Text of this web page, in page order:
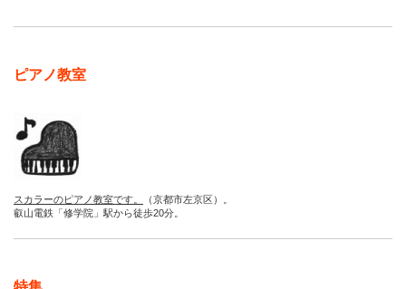
ピアノ教室
スカラーのピアノ教室です。
（京都市左京区）。
叡山電鉄「修学院」駅から徒歩20分。